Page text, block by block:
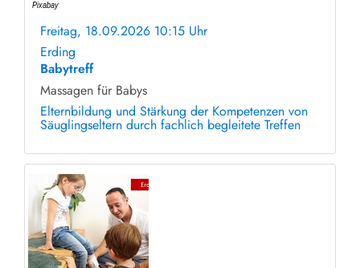
Freitag, 18.09.2026 10:15 Uhr
Erding
Babytreff
Massagen für Babys
Elternbildung und Stärkung der Kompetenzen von
Säuglingseltern durch fachlich begleitete Treffen